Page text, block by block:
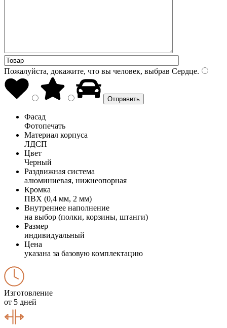
Пожалуйста, докажите, что вы человек, выбрав Сердце.
Фасад
Фотопечать
Материал корпуса
ЛДСП
Цвет
Черный
Раздвижная система
алюминиевая, нижнеопорная
Кромка
ПВХ (0,4 мм, 2 мм)
Внутреннее наполнение
на выбор (полки, корзины, штанги)
Размер
индивидуальный
Цена
указана за базовую комплектацию
Изготовление
от 5 дней